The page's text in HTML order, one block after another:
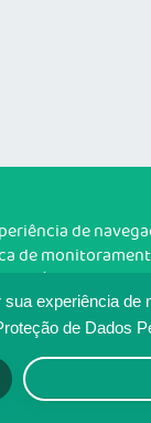
experiência de
de Dados
de
de
Política de